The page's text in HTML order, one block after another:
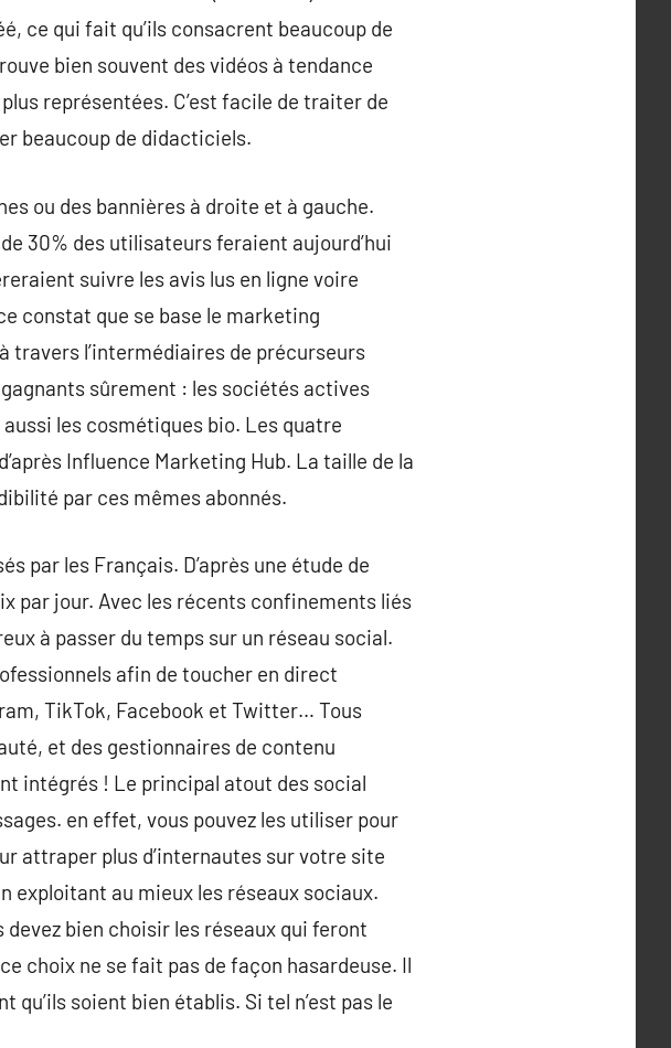
ce qui fait qu’ils consacrent beaucoup de
bien souvent des vidéos à tendance
représentées. C’est facile de traiter de
beaucoup de didacticiels.
ou des bannières à droite et à gauche.
30% des utilisateurs feraient aujourd’hui
suivre les avis lus en ligne voire
constat que se base le marketing
travers l’intermédiaires de précurseurs
sûrement : les sociétés actives
les cosmétiques bio. Les quatre
Influence Marketing Hub. La taille de la
par ces mêmes abonnés.
par les Français. D’après une étude de
par jour. Avec les récents confinements liés
à passer du temps sur un réseau social.
afin de toucher en direct
TikTok, Facebook et Twitter… Tous
et des gestionnaires de contenu
intégrés ! Le principal atout des social
en effet, vous pouvez les utiliser pour
attraper plus d’internautes sur votre site
exploitant au mieux les réseaux sociaux.
devez bien choisir les réseaux qui feront
choix ne se fait pas de façon hasardeuse. Il
soient bien établis. Si tel n’est pas le